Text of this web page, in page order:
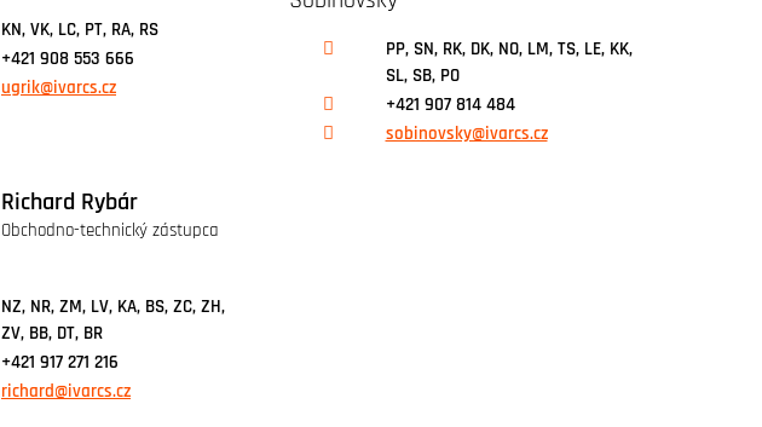
KN, VK, LC, PT, RA, RS
+421 908 553 666
ugrik@ivarcs.cz
PP, SN, RK, DK, NO, LM, TS, LE, KK,
SL, SB, PO
+421 907 814 484
sobinovsky@ivarcs.cz
Richard Rybár
Obchodno-technický zástupca
NZ, NR, ZM, LV, KA, BS, ZC, ZH,
ZV, BB, DT, BR
+421 917 271 216
richard@ivarcs.cz